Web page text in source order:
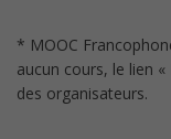
* MOOC
aucun cours, le lien
des organisateurs.